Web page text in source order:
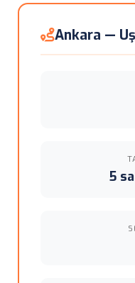
Ankara —
5